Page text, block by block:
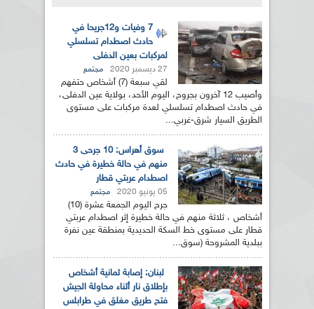
7 وفيات و12جريحا في
حادث اصطدام تسلسلي
لمركبات بعين الدفلى
27 ديسمبر 2020 مجتمع
لقي سبعة (7) أشخاص حتفهم
وأصيب 12 آخرون بجروح، اليوم الأحد، بولاية عين الدفلى،
في حادث اصطدام تسلسلي لعدة مركبات على مستوى
الطريق السيار شرق-غربي...
سوق أهراس: 10 جرحى 3
منهم في حالة خطيرة في حادث
اصطدام عربتي قطار
05 يونيو 2020 مجتمع
جرح اليوم الجمعة عشرة (10)
أشخاص ، ثلاثة منهم في حالة خطيرة إثر اصطدام عربتي
قطار على مستوى خط السكة الحديدية بمنطقة عين نفرة
ببلدية المشروحة (سوق...
لبنان: إصابة ثمانية أشخاص
بإطلاق نار أثناء محاولة الجيش
فتح طريق مغلق في طرابلس